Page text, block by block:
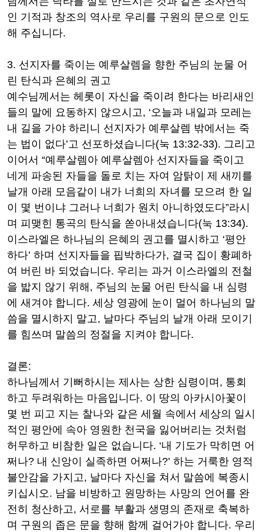
인 기적과 창조의 역사로 우리를 구원의 문으로 인도
해 주십니다.
3. 선지자를 죽이는 예루살렘을 향한 주님의 눈물 어
린 탄식과 은혜의 권고
예수님께서는 헤롯이 자신을 죽이려 한다는 바리새인
들의 말에 요동하지 않으시고, ‘오늘과 내일과 모레는
내 길을 가야 하리니 선지자가 예루살렘 밖에서는 죽
는 법이 없다’고 선포하셨습니다(눅 13:32-33). 그리고
이어서 “예루살렘아 예루살렘아 선지자들을 죽이고
네게 파송된 자들을 돌로 치는 자여 암탉이 제 새끼를
날개 아래 모음같이 내가 너희의 자녀를 모으려 한 일
이 몇 번이냐 그러나 너희가 원치 아니하였도다”라시
며 피맺힌 통곡의 탄식을 쏟아내셨습니다(눅 13:34).
이스라엘은 하나님의 은혜의 권고를 멸시하고 ‘평안
하다’ 하며 선지자들을 핍박하다가, 결국 집이 황폐하
여 버린 바 되었습니다. 우리는 과거 이스라엘의 전철
을 밟지 않기 위해 , 주님의 눈물 어린 탄식을 내 심령
에 새겨야 합니다. 세상 영광에 눈이 멀어 하나님의 말
씀을 멸시하지 말고, 날마다 주님의 날개 아래 모이기
를 힘쓰며 말씀의 정절을 지켜야 합니다.
결론:
하나님께서 기뻐하시는 제사는 상한 심령이며 , 통회
하고 두려워하는 마음입니다. 이 땅의 아카시아꽃이
몇 번 피고 지는 찰나와 같은 세월 속에서 세상의 일시
적인 평안에 속아 영원한 천국을 잃어버리는 것처럼
허무하고 비참한 일은 없습니다. ‘내 기도가 막히면 어
쩌나? 내 신앙이 실족하면 어쩌나?’ 하는 거룩한 영적
불안감을 가지고, 날마다 자신을 쳐서 말씀에 복종시
키십시오. 남을 비방하고 원망하는 사망의 언어를 완
전히 청산하고, 서로를 부활과 생명의 존재로 축복하
며 구원의 좁은 문을 향해 함께 걸어가야 합니다. 우리